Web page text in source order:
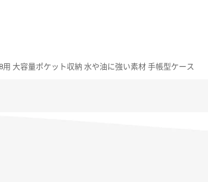
用 大容量ポケット収納 水や油に強い素材 手帳型ケース